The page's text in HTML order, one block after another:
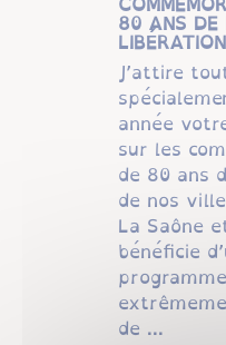
80 ANS
J’attire
année
sur les
de 80 ans
de nos
La Saône
bénéficie
programme
de ...